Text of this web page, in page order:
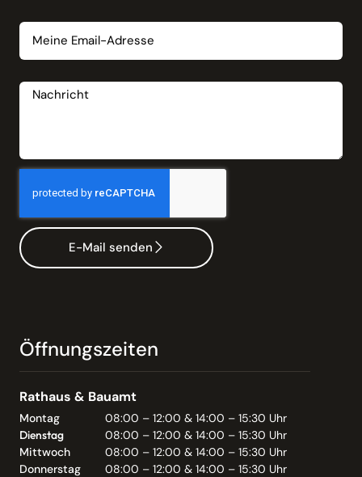
E-Mail senden
Öffnungszeiten
Rathaus & Bauamt
Montag
08:00 – 12:00 & 14:00 – 15:30 Uhr
Dienstag
08:00 – 12:00 & 14:00 – 15:30 Uhr
Mittwoch
08:00 – 12:00 & 14:00 – 15:30 Uhr
Donnerstag
08:00 – 12:00 & 14:00 – 15:30 Uhr